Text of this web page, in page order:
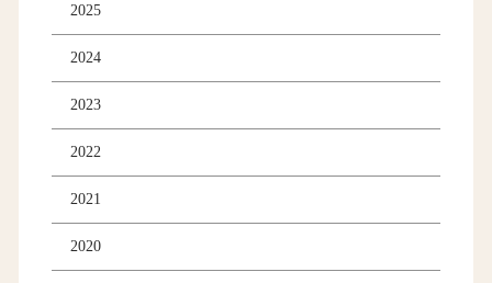
2025
2024
2023
2022
2021
2020